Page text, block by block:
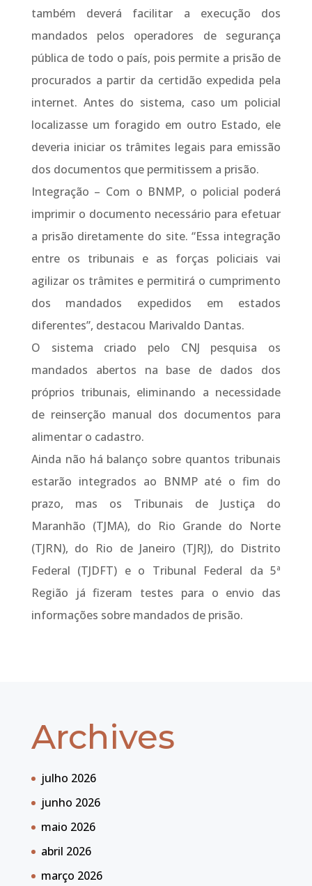
também deverá facilitar a execução dos
mandados pelos operadores de segurança
pública de todo o país, pois permite a prisão de
procurados a partir da certidão expedida pela
internet. Antes do sistema, caso um policial
localizasse um foragido em outro Estado, ele
deveria iniciar os trâmites legais para emissão
dos documentos que permitissem a prisão.
Integração – Com o BNMP, o policial poderá
imprimir o documento necessário para efetuar
a prisão diretamente do site. “Essa integração
entre os tribunais e as forças policiais vai
agilizar os trâmites e permitirá o cumprimento
dos mandados expedidos em estados
diferentes”, destacou Marivaldo Dantas.
O sistema criado pelo CNJ pesquisa os
mandados abertos na base de dados dos
próprios tribunais, eliminando a necessidade
de reinserção manual dos documentos para
alimentar o cadastro.
Ainda não há balanço sobre quantos tribunais
estarão integrados ao BNMP até o fim do
prazo, mas os Tribunais de Justiça do
Maranhão (TJMA), do Rio Grande do Norte
(TJRN), do Rio de Janeiro (TJRJ), do Distrito
Federal (TJDFT) e o Tribunal Federal da 5ª
Região já fizeram testes para o envio das
informações sobre mandados de prisão.
Archives
julho 2026
junho 2026
maio 2026
abril 2026
março 2026